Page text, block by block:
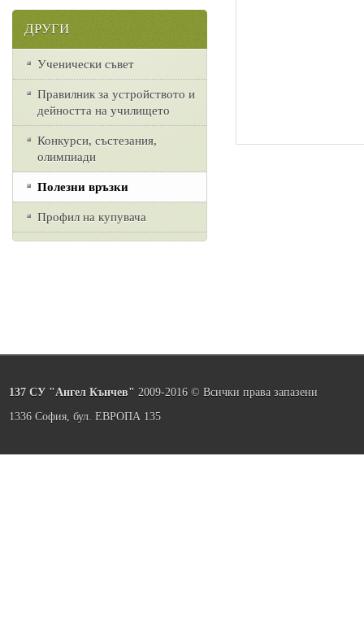
ДРУГИ
Ученически съвет
Правилник за устройството и
дейността на училището
Конкурси, състезания,
олимпиади
Полезни връзки
Профил на купувача
137 СУ "Ангел Кънчев" 2009-2016 © Всички права запазени
1336 София, бул. ЕВРОПА 135